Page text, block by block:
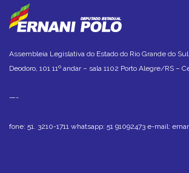
Assembleia Legislativa do Estado do Rio Grande do Sul
Deodoro, 101 11º andar – sala 1102 Porto Alegre/RS –
—-
fone: 51. 3210-1711 whatsapp: 51 91092473 e-mail: